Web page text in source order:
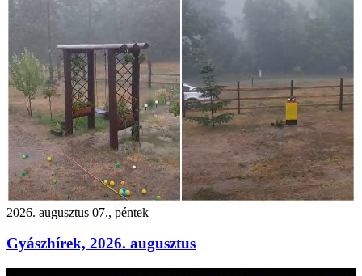
2026. augusztus 07., péntek
Gyászhírek, 2026. augusztus